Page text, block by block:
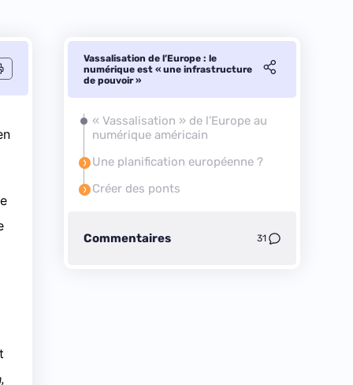
Vassalisation de l’Europe : le
numérique est « une infrastructure
de pouvoir »
« Vassalisation » de l’Europe au
numérique américain
Une planification européenne ?
Créer des ponts
Commentaires 31